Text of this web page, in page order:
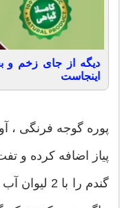
دیگه از جای زخم و
اینجاست
پوره گوجه فرنگی ،
پیاز اضافه کرده و
گندم را با